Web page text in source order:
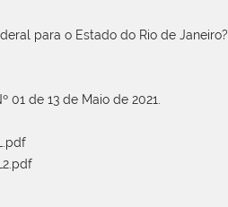
para o Estado do Rio de Janeiro?
de 13 de Maio de 2021.